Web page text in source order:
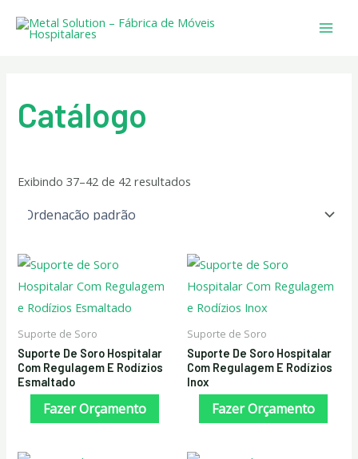
para
Catálogo
Exibindo 37–42 de 42 resultados
Suporte de Soro
Suporte De Soro Hospitalar
Com Regulagem E Rodízios
Esmaltado
Fazer Orçamento
Suporte de Soro
Suporte De Soro Hospitalar
Com Regulagem E Rodízios
Inox
Fazer Orçamento